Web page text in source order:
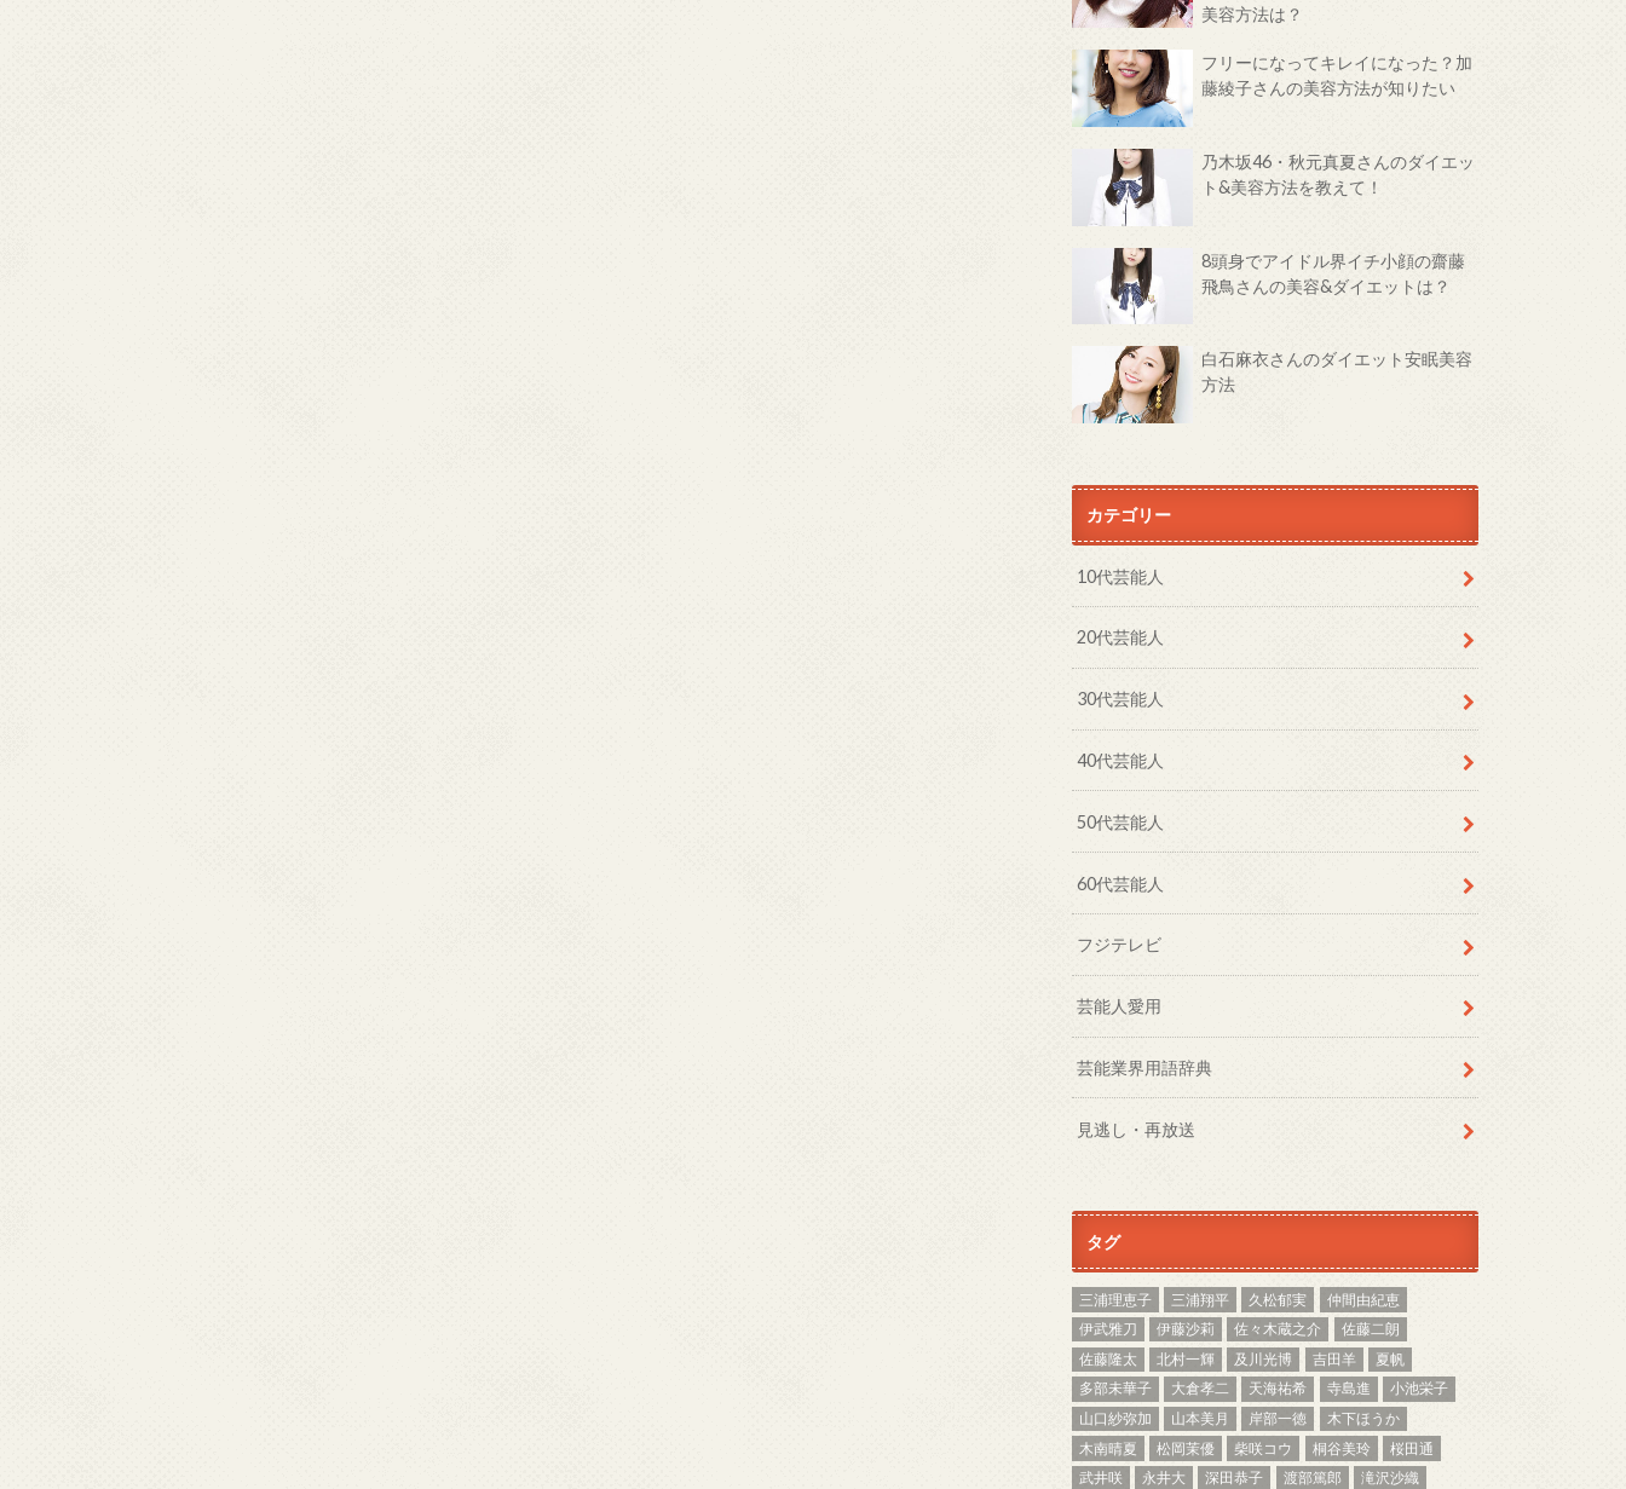
美容方法は？
フリーになってキレイになった？加
藤綾子さんの美容方法が知りたい
乃木坂46・秋元真夏さんのダイエッ
ト&美容方法を教えて！
8頭身でアイドル界イチ小顔の齋藤
飛鳥さんの美容&ダイエットは？
白石麻衣さんのダイエット安眠美容
方法
カテゴリー
10代芸能人
20代芸能人
30代芸能人
40代芸能人
50代芸能人
60代芸能人
フジテレビ
芸能人愛用
芸能業界用語辞典
見逃し・再放送
タグ
三浦理恵子 三浦翔平 久松郁実
仲間由紀恵
伊武雅刀
伊藤沙莉 佐々木蔵之介
佐藤二朗
佐藤隆太
北村一輝 及川光博 吉田羊
夏帆
多部未華子
大倉孝二 天海祐希 寺島進
小池栄子
山口紗弥加
山本美月 岸部一徳
木下ほうか
木南晴夏
松岡茉優 柴咲コウ 桐谷美玲
桜田通
武井咲
永井大 深田恭子 渡部篤郎
滝沢沙織